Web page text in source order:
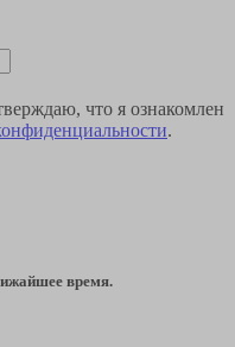
что я ознакомлен
.
время.